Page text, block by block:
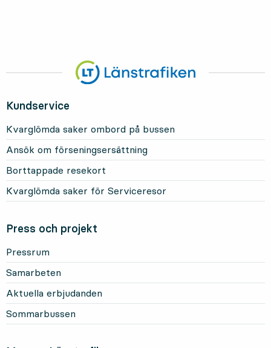
Kundservice
Kvarglömda saker ombord på bussen
Ansök om förseningsersättning
Borttappade resekort
Kvarglömda saker för Serviceresor
Press och projekt
Pressrum
Samarbeten
Aktuella erbjudanden
Sommarbussen